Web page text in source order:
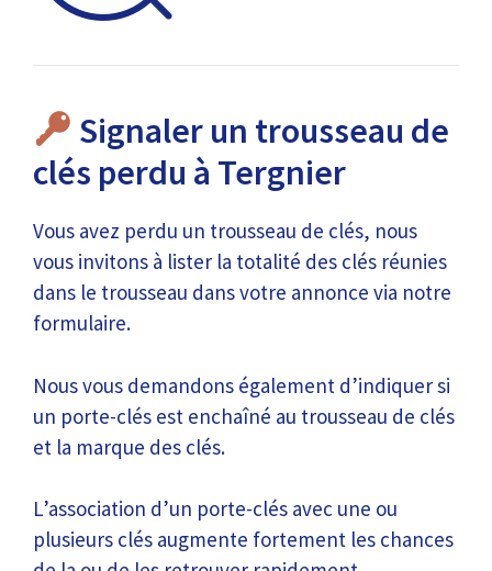
Signaler un trousseau de
clés perdu à Tergnier
Vous avez perdu un trousseau de clés, nous
vous invitons à lister la totalité des clés réunies
dans le trousseau dans votre annonce via notre
formulaire.
Nous vous demandons également d’indiquer si
un porte-clés est enchaîné au trousseau de clés
et la marque des clés.
L’association d’un porte-clés avec une ou
plusieurs clés augmente fortement les chances